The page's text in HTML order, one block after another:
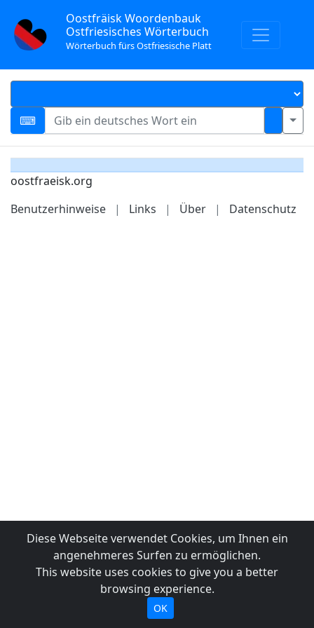
Oostfräisk Woordenbauk
Ostfriesisches Wörterbuch
Wörterbuch fürs Ostfriesische Platt
oostfraeisk.org
Benutzerhinweise
| Links | Über | Datenschutz
Diese Webseite verwendet Cookies, um Ihnen ein
angenehmeres Surfen zu ermöglichen.
This website uses cookies to give you a better
browsing experience.
OK